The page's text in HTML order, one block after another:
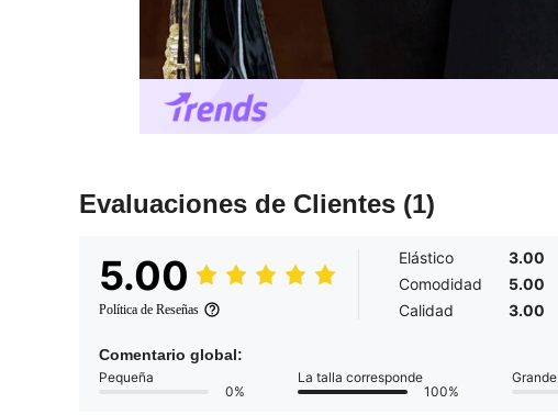
Evaluaciones de Clientes (1)
5.00
Política de Reseñas
Elástico
3.00
Comodidad
5.00
Calidad
3.00
Comentario global:
Pequeña
0%
La talla corresponde
100%
Grande